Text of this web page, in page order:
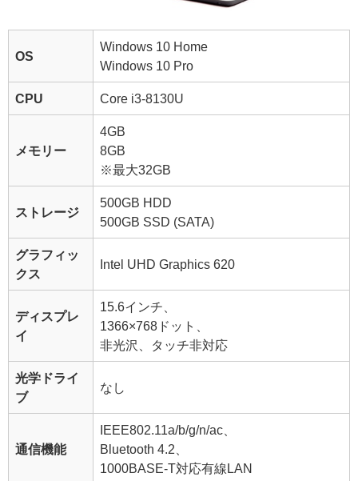
OS
Windows 10 Home
Windows 10 Pro
CPU Core i3-8130U
メモリー
4GB
8GB
※最大32GB
ストレージ
500GB HDD
500GB SSD (SATA)
グラフィッ
クス
Intel UHD Graphics 620
ディスプレ
イ
15.6インチ、
1366×768ドット、
非光沢、タッチ非対応
光学ドライ
ブ
なし
通信機能
IEEE802.11a/b/g/n/ac、
Bluetooth 4.2、
1000BASE-T対応有線LAN